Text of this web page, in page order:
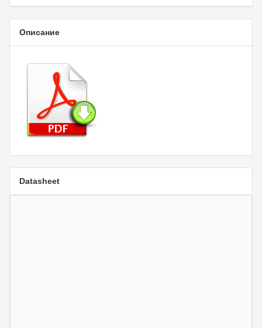
Описание
Datasheet